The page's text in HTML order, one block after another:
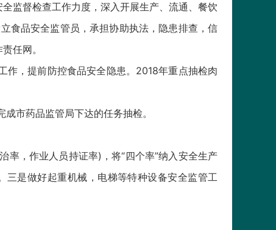
监督检查工作力度，深入开展生产、流通、餐饮
食品安全监管员，承担协助执法，隐患排查，信
任网。
作，提前防控食品安全隐患。2018年重点抽检肉
市药品监管局下达的任务抽检。
率，作业人员持证率)，将“四个率”纳入安全生产
三是做好起重机械，电梯等特种设备安全监管工